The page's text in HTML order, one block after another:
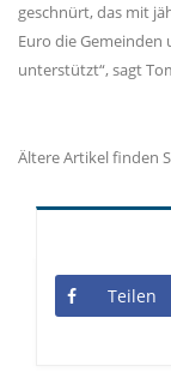
geschnürt, das mit
Euro die
unterstützt“, sagt
Ältere Artikel finden
Teilen